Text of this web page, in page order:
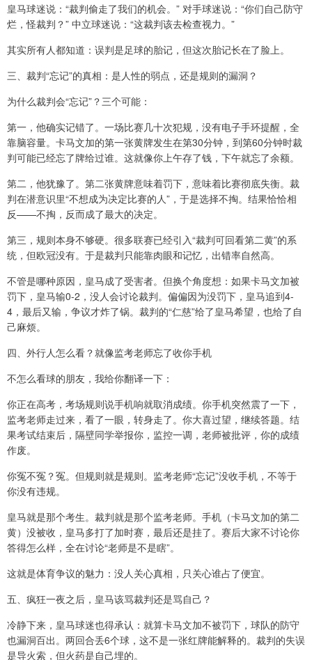
皇马球迷说：“裁判偷走了我们的机会。” 对手球迷说：“你们自己防守
烂，怪裁判？” 中立球迷说：“这裁判该去检查视力。”
其实所有人都知道：误判是足球的胎记，但这次胎记长在了脸上。
三、裁判“忘记”的真相：是人性的弱点，还是规则的漏洞？
为什么裁判会“忘记”？三个可能：
第一，他确实记错了。一场比赛几十次犯规，没有电子手环提醒，全
靠脑容量。卡马文加的第一张黄牌发生在第30分钟，到第60分钟时裁
判可能已经忘了牌给过谁。这就像你上午存了钱，下午就忘了余额。
第二，他犹豫了。第二张黄牌意味着罚下，意味着比赛彻底失衡。裁
判在潜意识里“不想成为决定比赛的人”，于是选择不掏。结果恰恰相
反——不掏，反而成了最大的决定。
第三，规则本身不够硬。很多联赛已经引入“裁判可回看第二黄”的系
统，但欧冠没有。于是裁判只能靠肉眼和记忆，出错率自然高。
不管是哪种原因，皇马成了受害者。但换个角度想：如果卡马文加被
罚下，皇马输0-2，没人会讨论裁判。偏偏因为没罚下，皇马追到4-
4，最后又输，争议才炸了锅。裁判的“仁慈”给了皇马希望，也给了自
己麻烦。
四、外行人怎么看？就像监考老师忘了收你手机
不怎么看球的朋友，我给你翻译一下：
你正在高考，考场规则说手机响就取消成绩。你手机突然震了一下，
监考老师走过来，看了一眼，转身走了。你大喜过望，继续答题。结
果考试结束后，隔壁同学举报你，监控一调，老师被批评，你的成绩
作废。
你冤不冤？冤。但规则就是规则。监考老师“忘记”没收手机，不等于
你没有违规。
皇马就是那个考生。裁判就是那个监考老师。手机（卡马文加的第二
黄）没被收，皇马多打了加时赛，最后还是挂了。赛后大家不讨论你
答得怎么样，全在讨论“老师是不是瞎”。
这就是体育争议的魅力：没人关心真相，只关心谁占了便宜。
五、疯狂一夜之后，皇马该骂裁判还是骂自己？
冷静下来，皇马球迷也得承认：就算卡马文加不被罚下，球队的防守
也漏洞百出。两回合丢6个球，这不是一张红牌能解释的。裁判的失误
是导火索，但火药是自己埋的。